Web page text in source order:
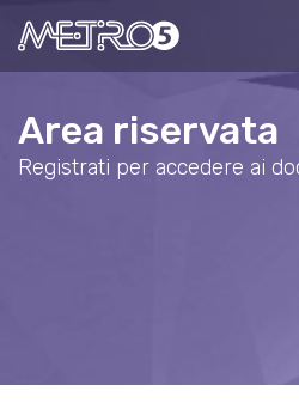
Area riservata
Registrati per accedere ai